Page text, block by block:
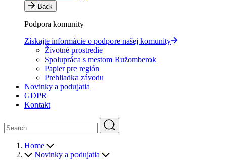
Back
Podpora komunity
Získajte informácie o podpore našej komunity
Životné prostredie
Spolupráca s mestom Ružomberok
Papier pre región
Prehliadka závodu
Novinky a podujatia
GDPR
Kontakt
Home
Novinky a podujatia